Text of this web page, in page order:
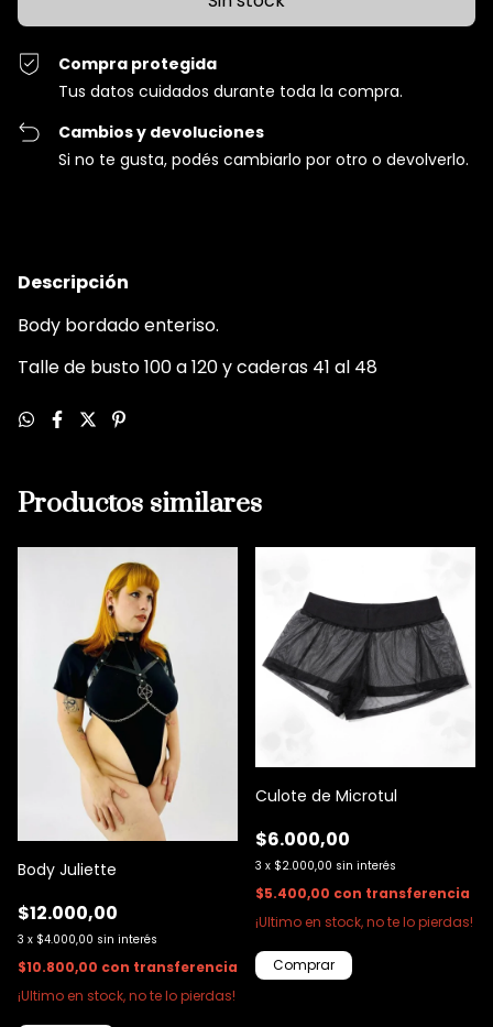
Compra protegida
Tus datos cuidados durante toda la compra.
Cambios y devoluciones
Si no te gusta, podés cambiarlo por otro o devolverlo.
Descripción
Body bordado enteriso.
Talle de busto 100 a 120 y caderas 41 al 48
Productos similares
Body Juliette
$12.000,00
3 x $4.000,00 sin interés
$10.800,00 con transferencia
¡Ultimo en stock, no te lo pierdas!
Culote de Microtul
$6.000,00
3 x $2.000,00 sin interés
$5.400,00 con transferencia
¡Ultimo en stock, no te lo pierdas!
Comprar